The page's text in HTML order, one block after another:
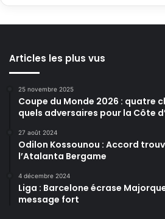
Articles les plus vus
25 novembre 2025
Coupe du Monde 2026 : quatre
quels adversaires pour la Côte
27 août 2024
Odilon Kossounou : Accord
l’Atalanta Bergame
4 décembre 2024
Liga : Barcelone écrase
message fort